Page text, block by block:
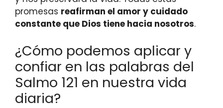
promesas reafirman el amor y cuidado
constante que Dios tiene hacia nosotros.
¿Cómo podemos aplicar y
confiar en las palabras del
Salmo 121 en nuestra vida
diaria?